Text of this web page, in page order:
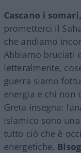
Cascano i
prometterci il
che andiamo
Abbiamo bruciati
letteralmente,
guerra siamo
energia e chi non
Greta insegna:
islamico sono
tutto ciò che è
energetiche.